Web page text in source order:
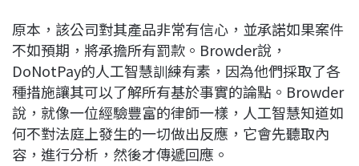
原本，該公司對其產品非常有信心，並承諾如果案件
不如預期，將承擔所有罰款。Browder說，
DoNotPay的人工智慧訓練有素，因為他們採取了各
種措施讓其可以了解所有基於事實的論點。Browder
說，就像一位經驗豐富的律師一樣，人工智慧知道如
何不對法庭上發生的一切做出反應，它會先聽取內
容，進行分析，然後才傳遞回應。